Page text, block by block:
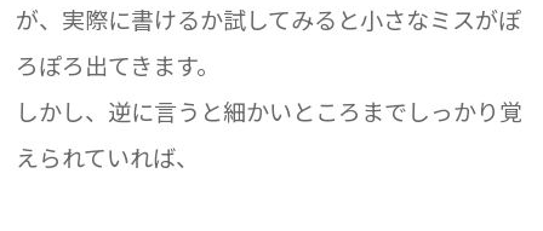
が、実際に書けるか試してみると小さなミスがぽ
ろぽろ出てきます。
しかし、逆に言うと細かいところまでしっかり覚
えられていれば、